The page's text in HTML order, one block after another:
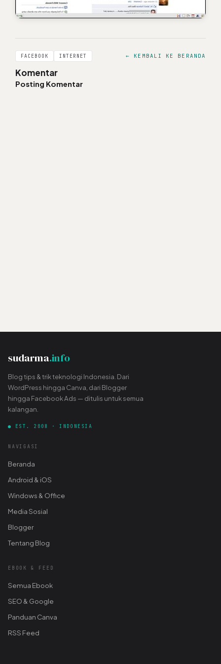
FACEBOOK INTERNET ← KEMBALI KE BERANDA
Komentar
Posting Komentar
sudarma.info
Blog tips & trik teknologi Indonesia. Dari
WordPress hingga Canva, dari Blogger
hingga Facebook Ads — ditulis untuk semua
kalangan.
● EST. 2008 · INDONESIA
NAVIGASI
Beranda
Android & iOS
Windows & Office
Media Sosial
Blogger
Tentang Blog
EBOOK & FEED
Semua Ebook
SEO & Google
Panduan Canva
RSS Feed